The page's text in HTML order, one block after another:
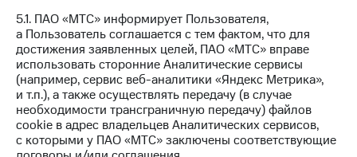
колонки
Умные
часы
и
трекеры
Умный
дом
5.1. ПАО «МТС» информирует Пользователя,
а Пользователь соглашается с тем фактом, что для
достижения заявленных целей, ПАО «МТС» вправе
использовать сторонние Аналитические сервисы
(например, сервис веб-аналитики «Яндекс Метрика»,
и т.п.), а также осуществлять передачу (в случае
необходимости трансграничную передачу) файлов
cookie в адрес владельцев Аналитических сервисов,
с которыми у ПАО «МТС» заключены соответствующие